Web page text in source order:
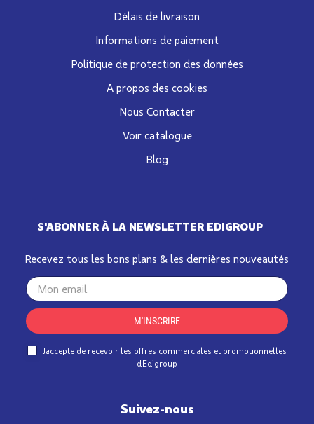
S'ABONNER À LA NEWSLETTER EDIGROUP
Recevez tous les bons plans & les dernières nouveautés
Your
email
M'INSCRIRE
J'accepte de recevoir les offres commerciales et promotionnelles
d'Edigroup
Délais de livraison
Informations de paiement
Politique de protection des données
A propos des cookies
Nous Contacter
Voir catalogue
Blog
Suivez-nous